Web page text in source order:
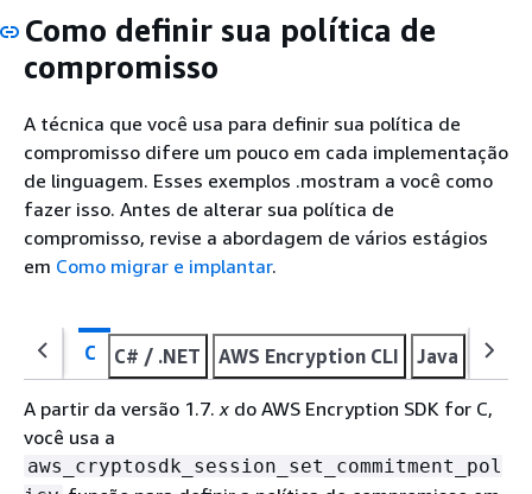
Como definir sua política de
compromisso
A técnica que você usa para definir sua política de
compromisso difere um pouco em cada implementação
de linguagem. Esses exemplos .mostram a você como
fazer isso. Antes de alterar sua política de
compromisso, revise a abordagem de vários estágios
em Como migrar e implantar.
C C# / .NET AWS Encryption CLI Java
A partir da versão 1.7. x do AWS Encryption SDK for C,
você usa a
aws_cryptosdk_session_set_commitment_pol